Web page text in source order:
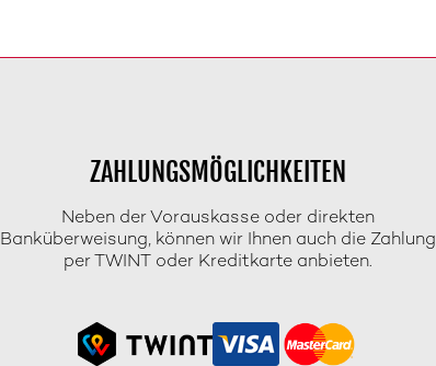
ZAHLUNGSMÖGLICHKEITEN
Neben der Vorauskasse oder direkten
Banküberweisung, können wir Ihnen auch die Zahlung
per TWINT oder Kreditkarte anbieten.